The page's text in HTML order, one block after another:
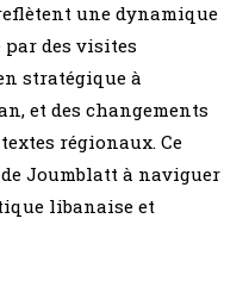
une dynamique
des visites
stratégique à
et des changements
régionaux. Ce
Joumblatt à naviguer
libanaise et